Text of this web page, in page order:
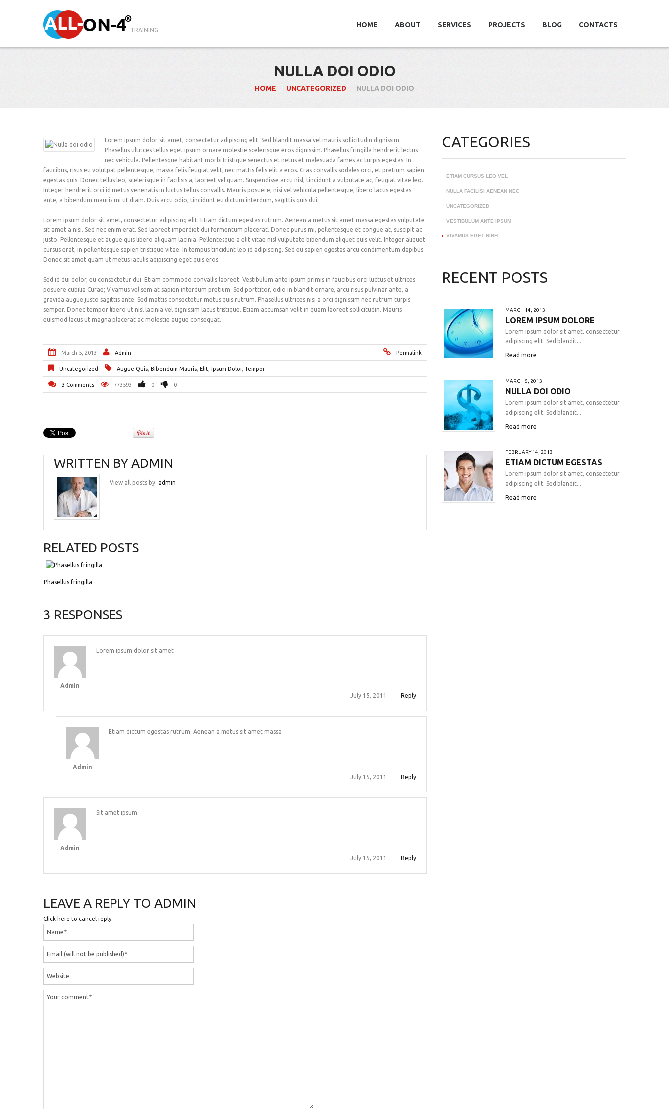
TRAINING
HOME ABOUT SERVICES PROJECTS BLOG CONTACTS
NULLA DOI ODIO
HOME UNCATEGORIZED NULLA DOI ODIO
Lorem ipsum dolor sit amet, consectetur adipiscing elit. Sed blandit massa vel mauris sollicitudin dignissim.
Phasellus ultrices tellus eget ipsum ornare molestie scelerisque eros dignissim. Phasellus fringilla hendrerit lectus
nec vehicula. Pellentesque habitant morbi tristique senectus et netus et malesuada fames ac turpis egestas. In
faucibus, risus eu volutpat pellentesque, massa felis feugiat velit, nec mattis felis elit a eros. Cras convallis sodales orci, et pretium sapien
egestas quis. Donec tellus leo, scelerisque in facilisis a, laoreet vel quam. Suspendisse arcu nisl, tincidunt a vulputate ac, feugiat vitae leo.
Integer hendrerit orci id metus venenatis in luctus tellus convallis. Mauris posuere, nisi vel vehicula pellentesque, libero lacus egestas
ante, a bibendum mauris mi ut diam. Duis arcu odio, tincidunt eu dictum interdum, sagittis quis dui.
Lorem ipsum dolor sit amet, consectetur adipiscing elit. Etiam dictum egestas rutrum. Aenean a metus sit amet massa egestas vulputate
sit amet a nisi. Sed nec enim erat. Sed laoreet imperdiet dui fermentum placerat. Donec purus mi, pellentesque et congue at, suscipit ac
justo. Pellentesque et augue quis libero aliquam lacinia. Pellentesque a elit vitae nisl vulputate bibendum aliquet quis velit. Integer aliquet
cursus erat, in pellentesque sapien tristique vitae. In tempus tincidunt leo id adipiscing. Sed eu sapien egestas arcu condimentum dapibus.
Donec sit amet quam ut metus iaculis adipiscing eget quis eros.
Sed id dui dolor, eu consectetur dui. Etiam commodo convallis laoreet. Vestibulum ante ipsum primis in faucibus orci luctus et ultrices
posuere cubilia Curae; Vivamus vel sem at sapien interdum pretium. Sed porttitor, odio in blandit ornare, arcu risus pulvinar ante, a
gravida augue justo sagittis ante. Sed mattis consectetur metus quis rutrum. Phasellus ultrices nisi a orci dignissim nec rutrum turpis
semper. Donec tempor libero ut nisl lacinia vel dignissim lacus tristique. Etiam accumsan velit in quam laoreet sollicitudin. Mauris
euismod lacus ut magna placerat ac molestie augue consequat.
March 5, 2013 Admin Permalink
Uncategorized Augue Quis Bibendum Mauris Elit Ipsum Dolor, Tempor
3 Comments 773593 0 0
WRITTEN BY ADMIN
View all posts by: admin
RELATED POSTS
Phasellus fringilla
3 RESPONSES
Admin
Lorem ipsum dolor sit amet
Reply
July 15, 2011
Admin
Etiam dictum egestas rutrum. Aenean a metus sit amet massa
Reply
July 15, 2011
Admin
Sit amet ipsum
Reply
July 15, 2011
LEAVE A REPLY TO ADMIN
Click here to cancel reply.
CATEGORIES
ETIAM CURSUS LEO VEL
NULLA FACILISI AENEAN NEC
UNCATEGORIZED
VESTIBULUM ANTE IPSUM
VIVAMUS EGET NIBH
RECENT POSTS
MARCH 14, 2013
LOREM IPSUM DOLORE
Lorem ipsum dolor sit amet, consectetur
adipiscing elit. Sed blandit...
Read more
MARCH 5, 2013
NULLA DOI ODIO
Lorem ipsum dolor sit amet, consectetur
adipiscing elit. Sed blandit...
Read more
FEBRUARY 14, 2013
ETIAM DICTUM EGESTAS
Lorem ipsum dolor sit amet, consectetur
adipiscing elit. Sed blandit...
Read more